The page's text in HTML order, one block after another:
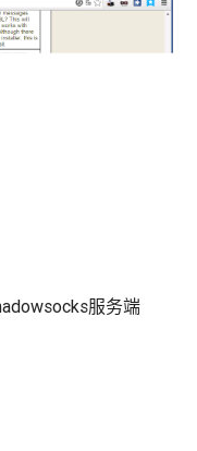
服务端